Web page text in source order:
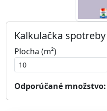
Kalkulačka spotreby
Plocha (m²)
Odporúčané množstvo: